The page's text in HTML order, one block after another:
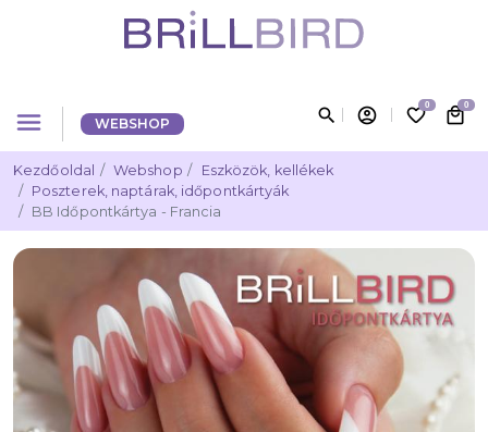
menu WEBSHOP search account_circle favorite_border0 local_mall0
Kezdőoldal Webshop
Eszközök, kellékek
Poszterek, naptárak, időpontkártyák
BB Időpontkártya - Francia